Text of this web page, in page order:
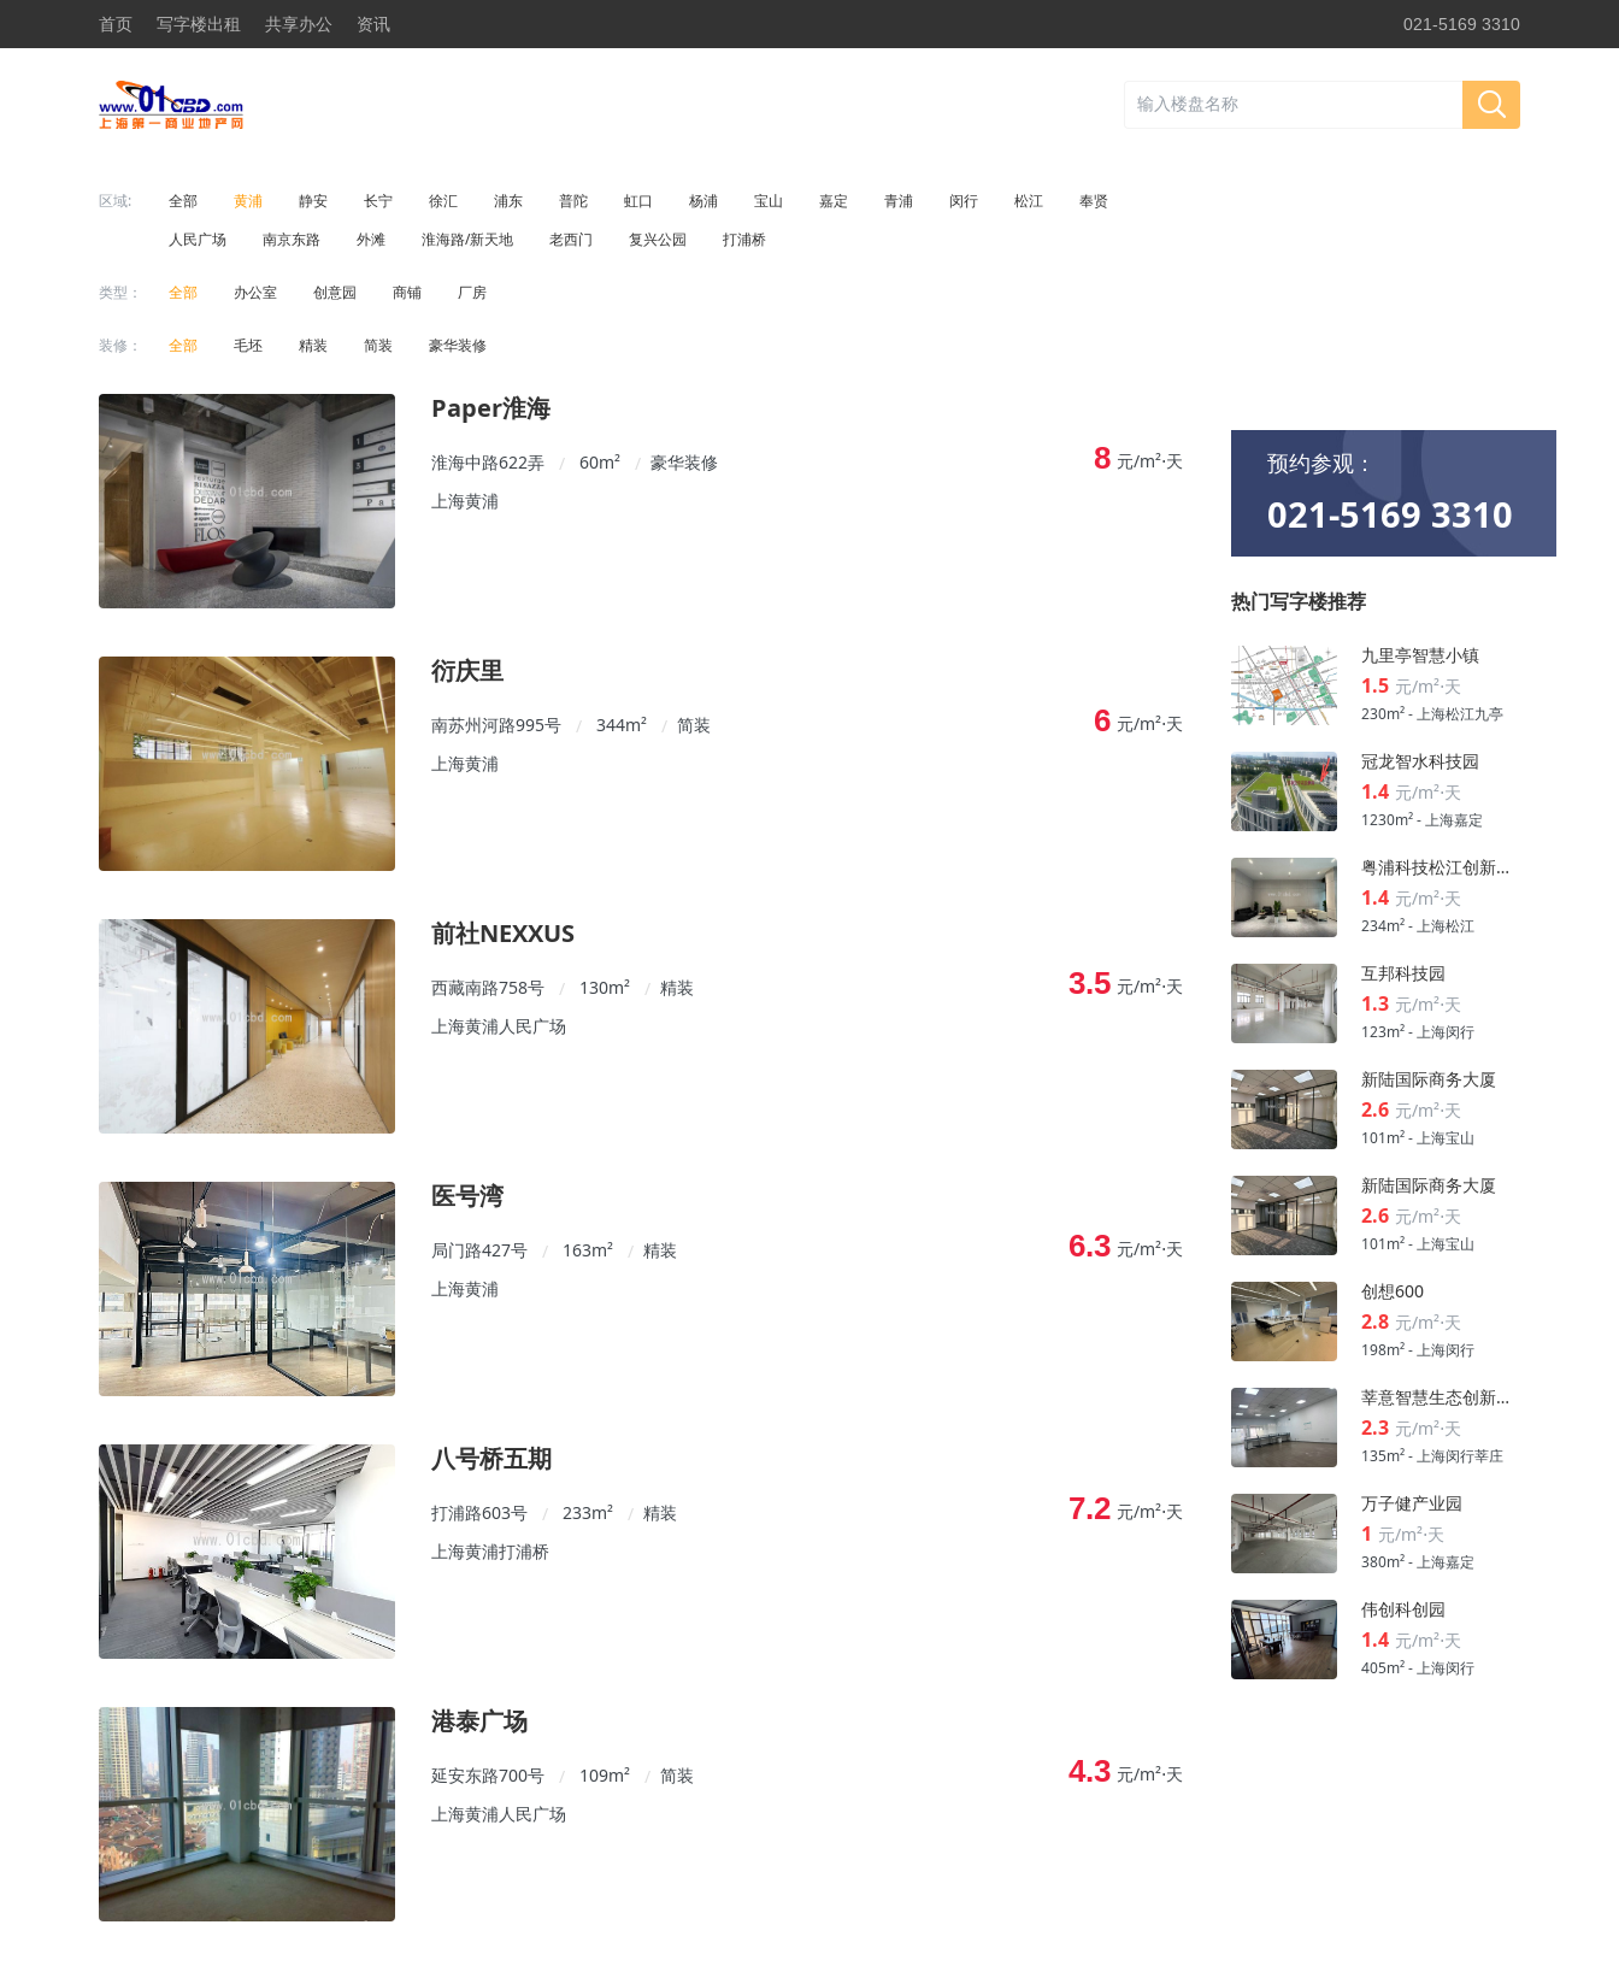
首页 写字楼出租 共享办公 资讯 021-5169 3310
区域: 全部 黄浦 静安 长宁 徐汇 浦东 普陀 虹口 杨浦 宝山 嘉定 青浦 闵行 松江
奉贤
人民广场
南京东路 外滩 淮海路/新天地 老西门 复兴公园 打浦桥
类型： 全部 办公室 创意园 商铺 厂房
装修： 全部 毛坯 精装 简装 豪华装修
Paper淮海
淮海中路622弄 / 60m² / 豪华装修
上海黄浦
8 元/m²⋅天
衍庆里
南苏州河路995号 / 344m² / 简装
上海黄浦
6 元/m²⋅天
前社NEXXUS
西藏南路758号 / 130m² / 精装
上海黄浦人民广场
3.5 元/m²⋅天
医号湾
局门路427号 / 163m² / 精装
上海黄浦
6.3 元/m²⋅天
八号桥五期
打浦路603号 / 233m² / 精装
上海黄浦打浦桥
7.2 元/m²⋅天
港泰广场
延安东路700号 / 109m² / 简装
上海黄浦人民广场
4.3 元/m²⋅天
预约参观：
021-5169 3310
热门写字楼推荐
九里亭智慧小镇
1.5 元/m²⋅天
230m² - 上海松江九亭
冠龙智水科技园
1.4 元/m²⋅天
1230m² - 上海嘉定
粤浦科技松江创新中心
1.4 元/m²⋅天
234m² - 上海松江
互邦科技园
1.3 元/m²⋅天
123m² - 上海闵行
新陆国际商务大厦
2.6 元/m²⋅天
101m² - 上海宝山
新陆国际商务大厦
2.6 元/m²⋅天
101m² - 上海宝山
创想600
2.8 元/m²⋅天
198m² - 上海闵行
莘意智慧生态创新科技园
2.3 元/m²⋅天
135m² - 上海闵行莘庄
万子健产业园
1 元/m²⋅天
380m² - 上海嘉定
伟创科创园
1.4 元/m²⋅天
405m² - 上海闵行